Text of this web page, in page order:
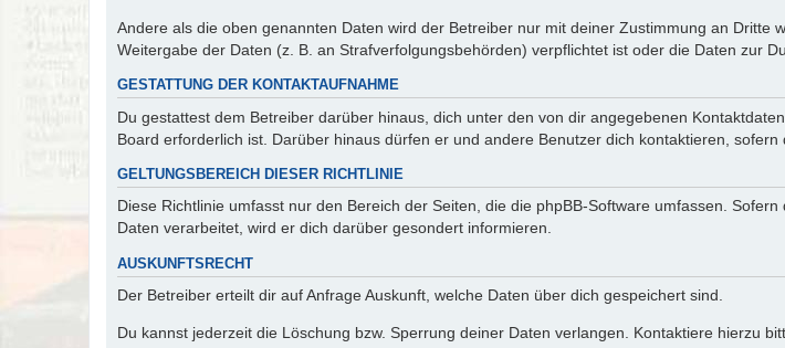
Andere als die oben genannten Daten wird der Betreiber nur mit deiner Zustimmung an
Weitergabe der Daten (z. B. an Strafverfolgungsbehörden) verpflichtet ist oder die Daten zur
GESTATTUNG DER KONTAKTAUFNAHME
Du gestattest dem Betreiber darüber hinaus, dich unter den von dir angegebenen
Board erforderlich ist. Darüber hinaus dürfen er und andere Benutzer dich kontaktieren,
GELTUNGSBEREICH DIESER RICHTLINIE
Diese Richtlinie umfasst nur den Bereich der Seiten, die die phpBB-Software umfassen.
Daten verarbeitet, wird er dich darüber gesondert informieren.
AUSKUNFTSRECHT
Der Betreiber erteilt dir auf Anfrage Auskunft, welche Daten über dich gespeichert sind.
Du kannst jederzeit die Löschung bzw. Sperrung deiner Daten verlangen. Kontaktiere hierzu